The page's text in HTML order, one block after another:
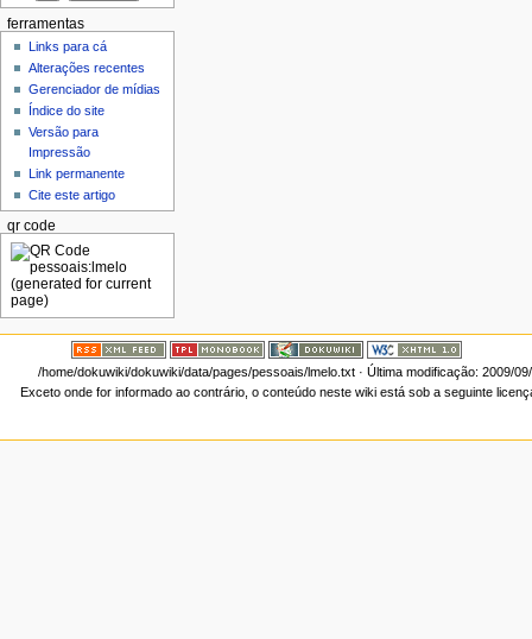
ferramentas
Links para cá
Alterações recentes
Gerenciador de mídias
Índice do site
Versão para
Impressão
Link permanente
Cite este artigo
qr code
/home/dokuwiki/dokuwiki/data/pages/pessoais/lmelo.txt· Última modificação: 2009/
Exceto onde for informado ao contrário, o conteúdo neste wiki está sob a seguinte